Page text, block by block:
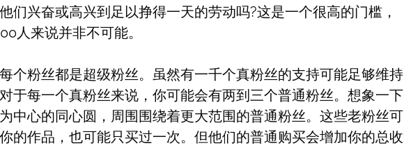
们兴奋或高兴到足以挣得一天的劳动吗?这是一个很高的门槛，
人来说并非不可能。
个粉丝都是超级粉丝。虽然有一千个真粉丝的支持可能足够维持
于每一个真粉丝来说，你可能会有两到三个普通粉丝。想象一下
中心的同心圆，周围围绕着更大范围的普通粉丝。这些老粉丝可
的作品，也可能只买过一次。但他们的普通购买会增加你的总收